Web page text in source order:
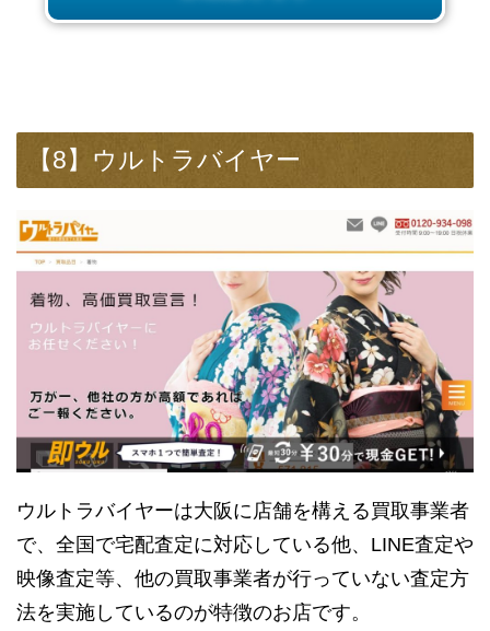
【8】ウルトラバイヤー
ウルトラバイヤーは大阪に店舗を構える買取事業者
で、全国で宅配査定に対応している他、LINE査定や
映像査定等、他の買取事業者が行っていない査定方
法を実施しているのが特徴のお店です。